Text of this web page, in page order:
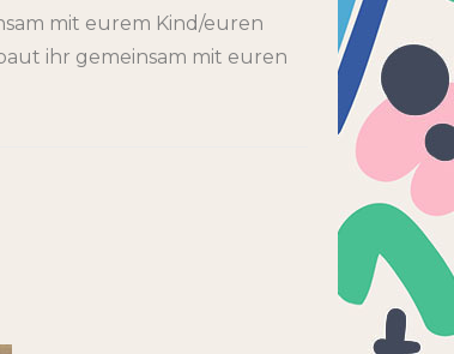
mit eurem Kind/euren
ihr gemeinsam mit euren